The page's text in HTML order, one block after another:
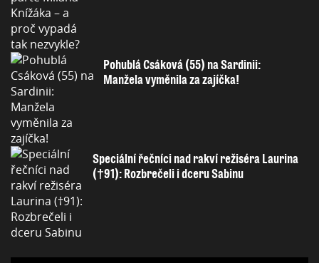
Pohublá Csáková (55) na Sardinii:
Manžela vyměnila za zajíčka!
Speciální řečníci nad rakví režiséra Laurina
(†91): Rozbrečeli i dceru Sabinu